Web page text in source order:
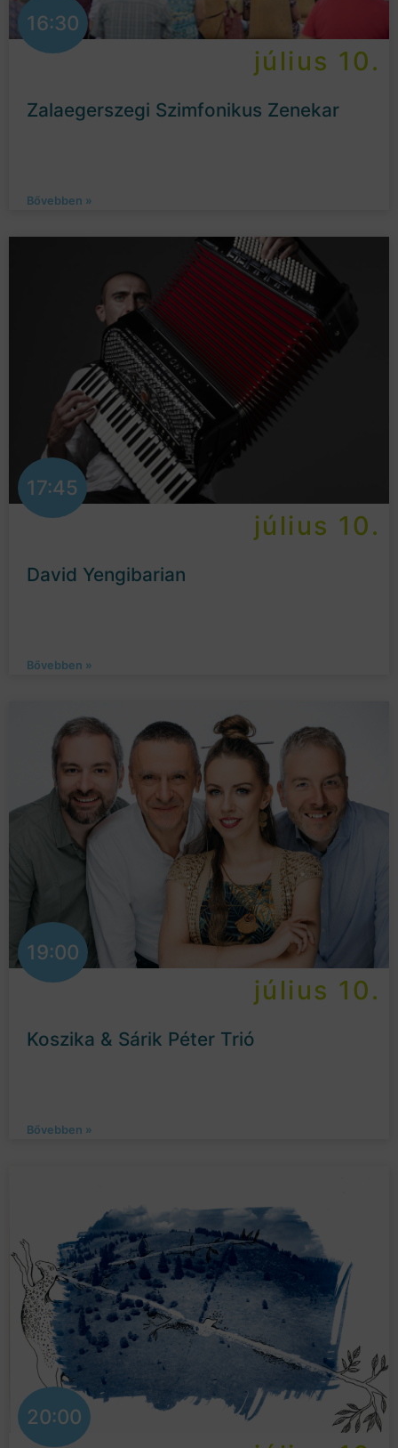
16:30
július 10.
Zalaegerszegi Szimfonikus Zenekar
Bővebben »
17:45
július 10.
David Yengibarian
Bővebben »
19:00
július 10.
Koszika & Sárik Péter Trió
Bővebben »
20:00